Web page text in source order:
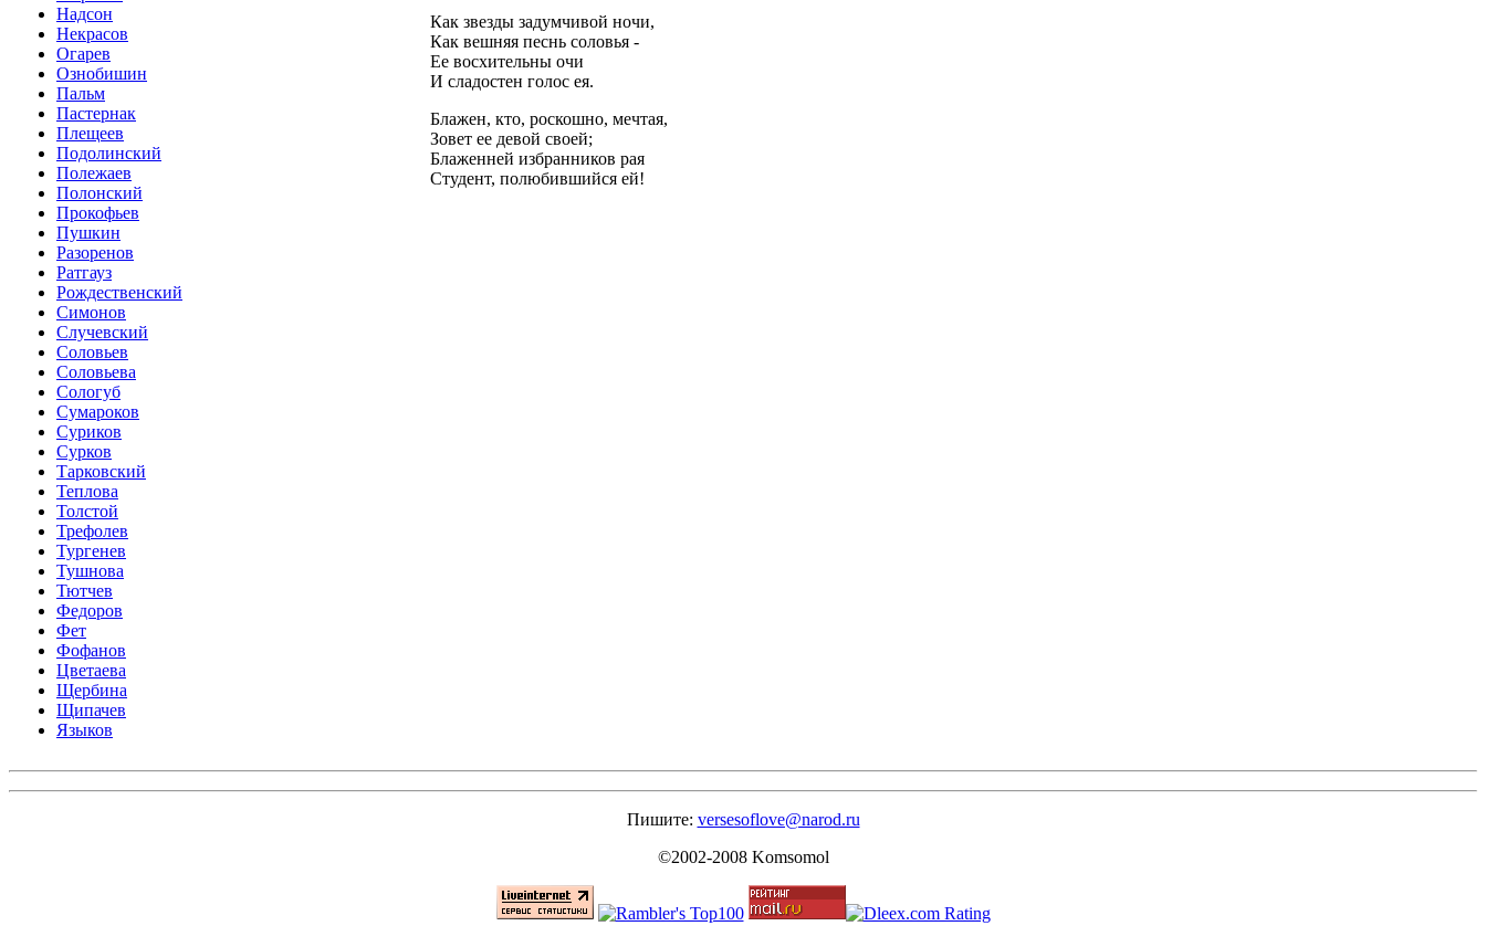
Надсон
Некрасов
Огарев
Ознобишин
Пальм
Пастернак
Плещеев
Подолинский
Полежаев
Полонский
Прокофьев
Пушкин
Разоренов
Ратгауз
Рождественский
Симонов
Случевский
Соловьев
Соловьева
Сологуб
Сумароков
Суриков
Сурков
Тарковский
Теплова
Толстой
Трефолев
Тургенев
Тушнова
Тютчев
Федоров
Фет
Фофанов
Цветаева
Щербина
Щипачев
Языков
Как звезды задумчивой ночи,
Как вешняя песнь соловья -
Ее восхительны очи
И сладостен голос ея.
Блажен, кто, роскошно, мечтая,
Зовет ее девой своей;
Блаженней избранников рая
Студент, полюбившийся ей!
Пишите: versesoflove@narod.ru
©2002-2008 Komsomol